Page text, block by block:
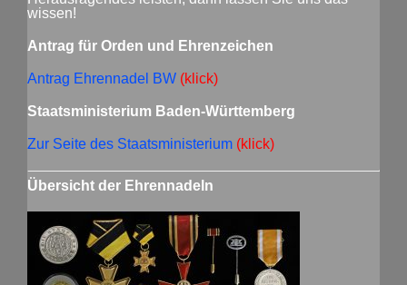
wissen!
Antrag für Orden und Ehrenzeichen
Antrag Ehrennadel BW (klick)
Staatsministerium Baden-Württemberg
Zur Seite des Staatsministerium (klick)
Übersicht der Ehrennadeln